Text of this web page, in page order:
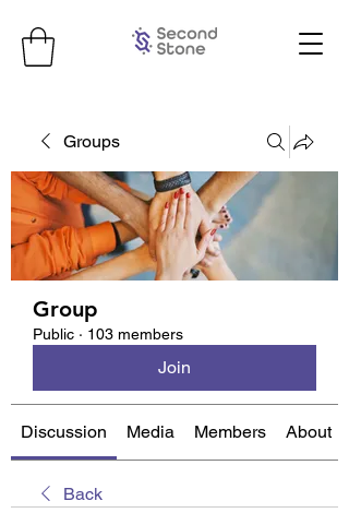
Groups
Group
Public · 103 members
Join
Discussion Media Members About
Back